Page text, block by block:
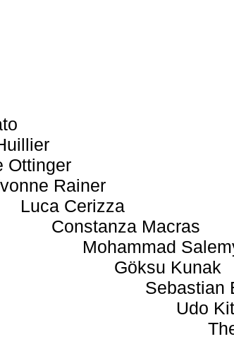
Ottinger
Rainer
Luca Cerizza
Constanza Macras
Mohammad
Göksu Kunak
Sebastian
Udo